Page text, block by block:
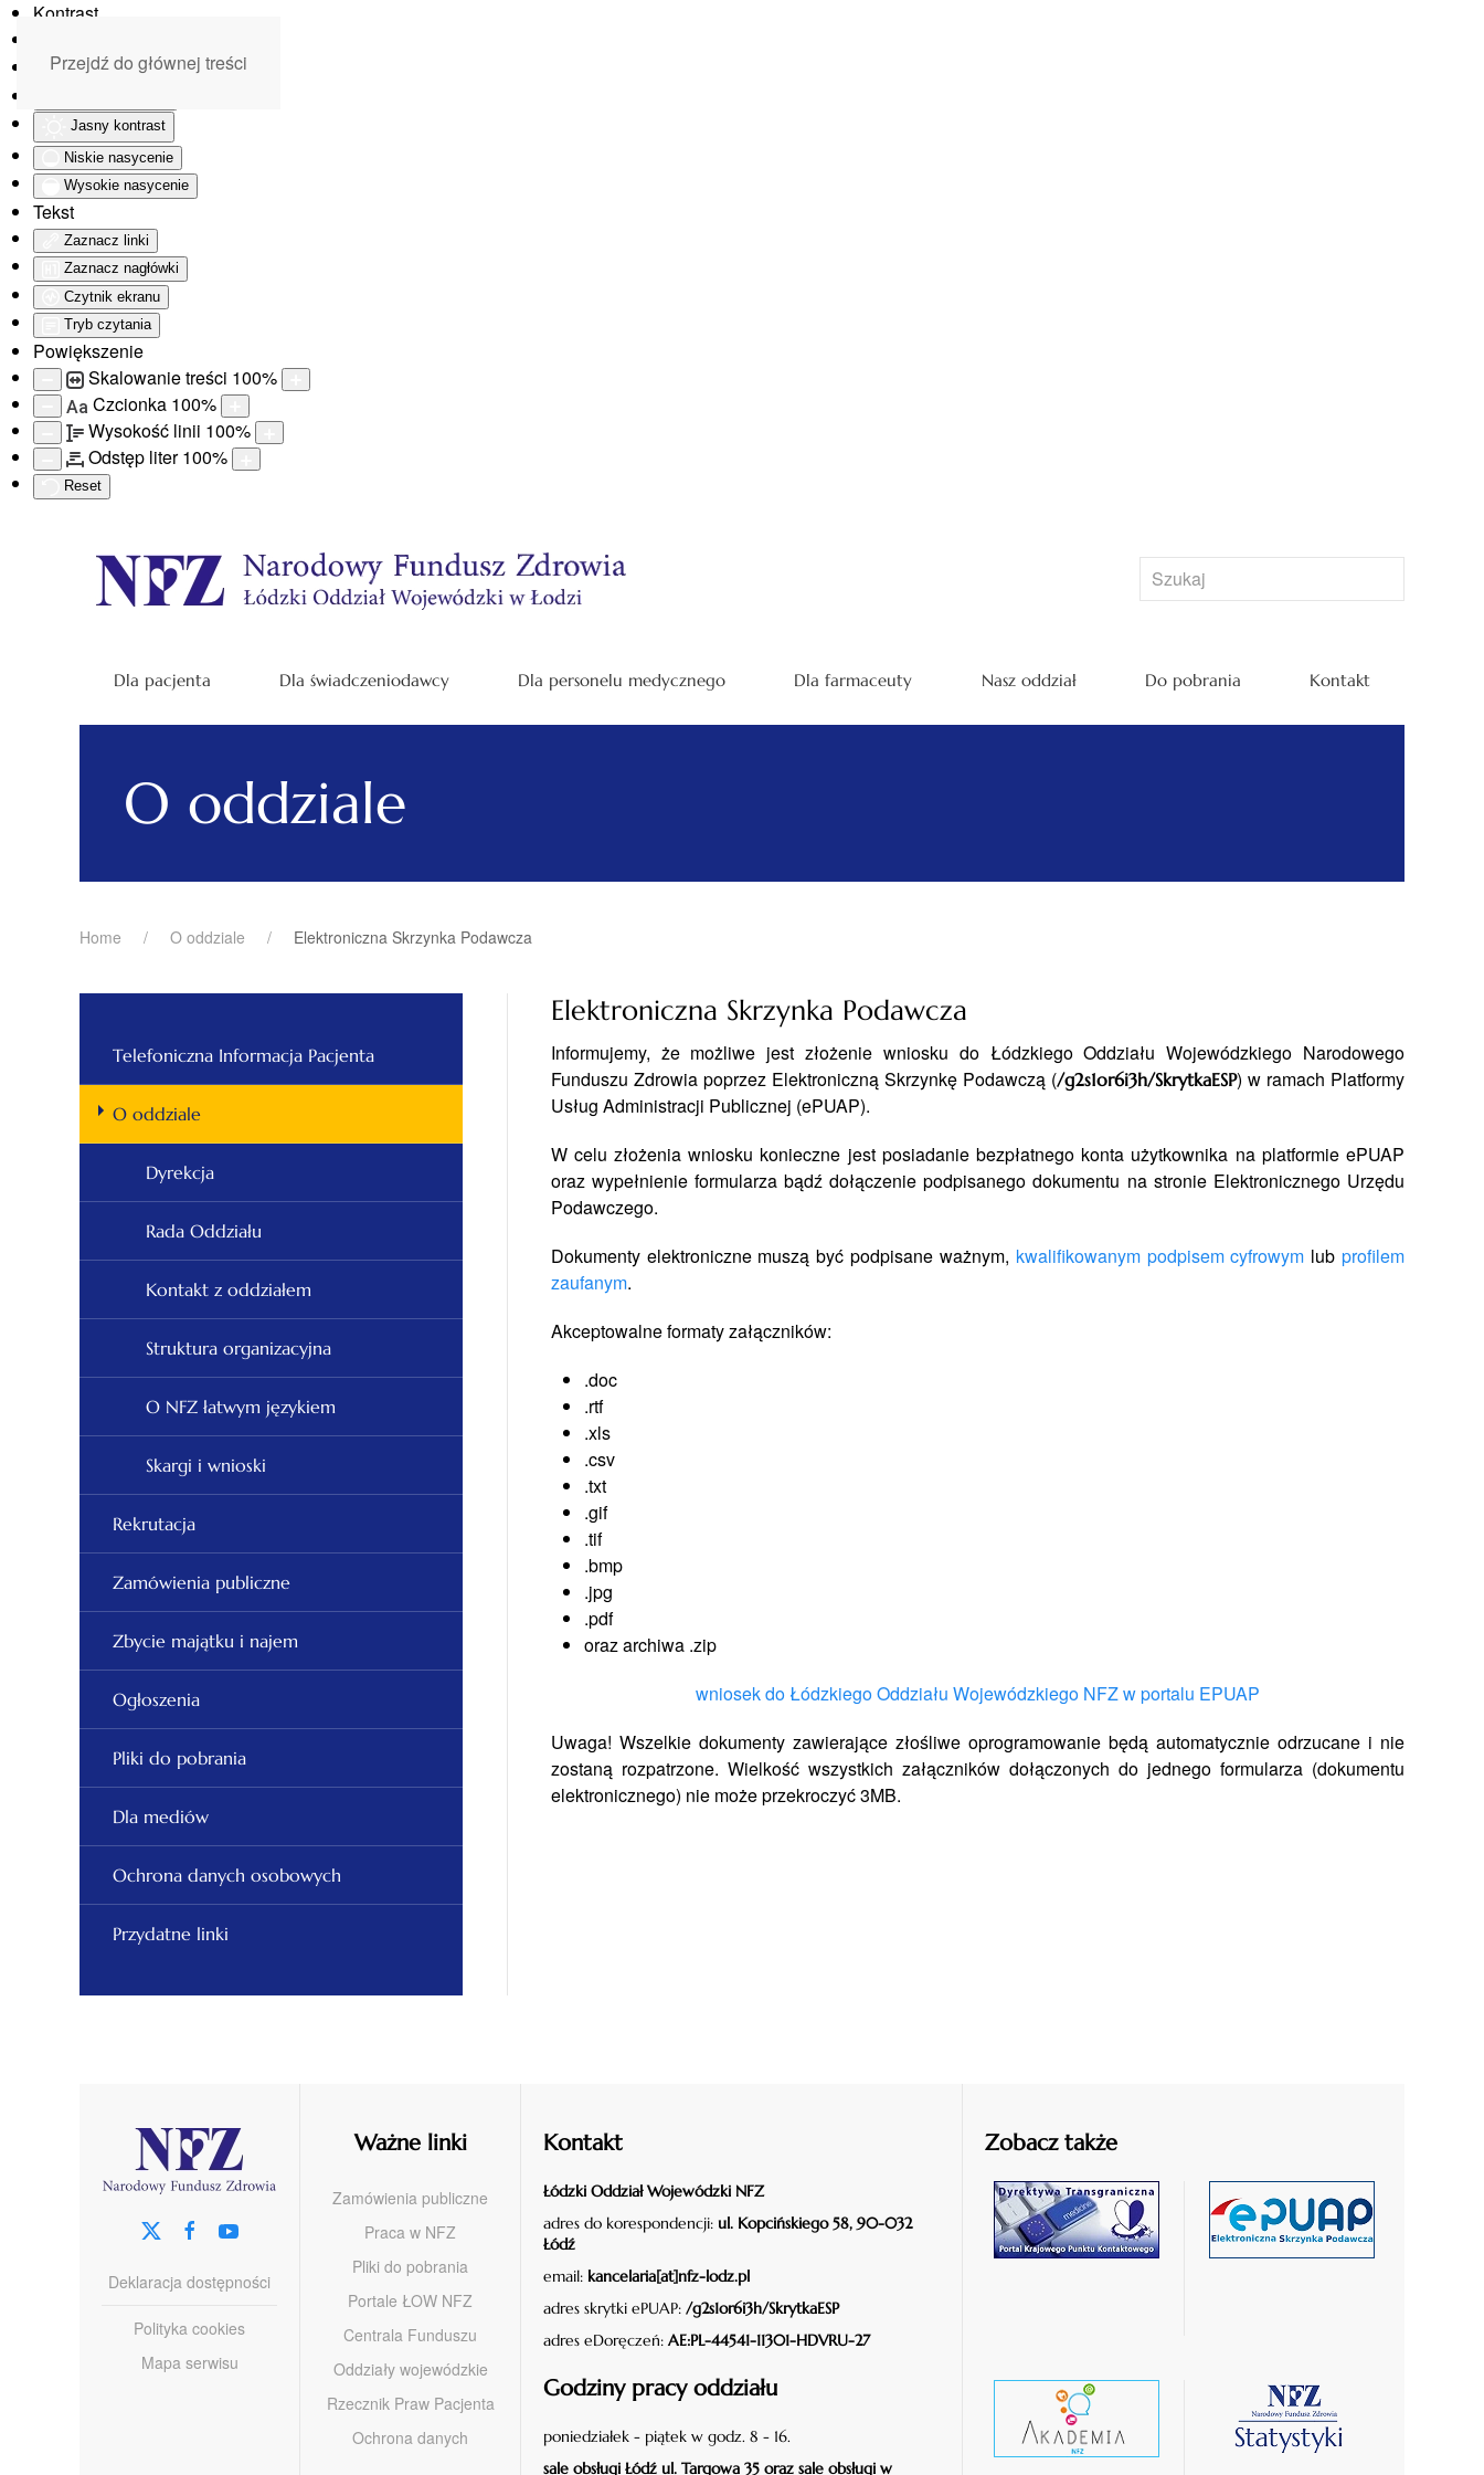
Kontrast
Monochromatyczny
Jasny kontrast
Niskie nasycenie
Wysokie nasycenie
Tekst
Zaznacz linki
Zaznacz nagłówki
Czytnik ekranu
Tryb czytania
Powiększenie
Skalowanie treści 100%
Aa Czcionka 100%
Wysokość linii 100%
Odstęp liter100%
Reset
Przejdź do głównej treści
Dla pacjenta Dla świadczeniodawcy Dla personelu medycznego Dla farmaceuty Nasz oddział Do pobrania Kontakt
O oddziale
Home O oddziale Elektroniczna Skrzynka Podawcza
Elektroniczna Skrzynka Podawcza
Informujemy, że możliwe jest złożenie wniosku do Łódzkiego Oddziału Wojewódzkiego Narodowego
Funduszu Zdrowia poprzez Elektroniczną Skrzynkę Podawczą (/g2s1or6i3h/SkrytkaESP) w ramach Platformy
Usług Administracji Publicznej (ePUAP).
W celu złożenia wniosku konieczne jest posiadanie bezpłatnego konta użytkownika na platformie ePUAP
oraz wypełnienie formularza bądź dołączenie podpisanego dokumentu na stronie Elektronicznego Urzędu
Podawczego.
Dokumenty elektroniczne muszą być podpisane ważnym, kwalifikowanym podpisem cyfrowym lubprofilem
zaufanym.
Akceptowalne formaty załączników:
.doc
.rtf
.xls
.csv
.txt
.gif
.tif
.bmp
.jpg
.pdf
oraz archiwa .zip
wniosek do Łódzkiego Oddziału Wojewódzkiego NFZ w portalu EPUAP
Uwaga! Wszelkie dokumenty zawierające złośliwe oprogramowanie będą automatycznie odrzucane i nie
zostaną rozpatrzone. Wielkość wszystkich załączników dołączonych do jednego formularza (dokumentu
elektronicznego) nie może przekroczyć 3MB.
Telefoniczna Informacja Pacjenta
O oddziale
Dyrekcja
Rada Oddziału
Kontakt z oddziałem
Struktura organizacyjna
O NFZ łatwym językiem
Skargi i wnioski
Rekrutacja
Zamówienia publiczne
Zbycie majątku i najem
Ogłoszenia
Pliki do pobrania
Dla mediów
Ochrona danych osobowych
Przydatne linki
Deklaracja dostępności
Polityka cookies
Mapa serwisu
Ważne linki
Zamówienia publiczne
Praca w NFZ
Pliki do pobrania
Portale ŁOW NFZ
Centrala Funduszu
Oddziały wojewódzkie
Rzecznik Praw Pacjenta
Ochrona danych
Kontakt
Łódzki Oddział Wojewódzki NFZ
adres do korespondencji: ul. Kopcińskiego 58, 90-032
Łódź
email: kancelaria[at]nfz-lodz.pl
adres skrytki ePUAP: /g2s1or6i3h/SkrytkaESP
adres eDoręczeń: AE:PL-44541-11301-HDVRU-27
Godziny pracy oddziału
poniedziałek - piątek w godz. 8 - 16.
sale obsługi Łódź ul. Targowa 35 oraz sale obsługi w
Zobacz także
czytaj
czytaj
czytaj
czytaj